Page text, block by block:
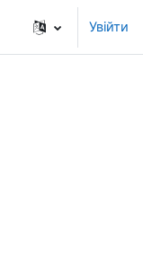
Увійти